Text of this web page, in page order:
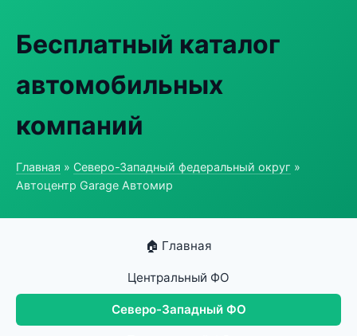
Бесплатный каталог
автомобильных
компаний
Главная » Северо-Западный федеральный округ »
Автоцентр Garage Автомир
🏠 Главная
Центральный ФО
Северо-Западный ФО